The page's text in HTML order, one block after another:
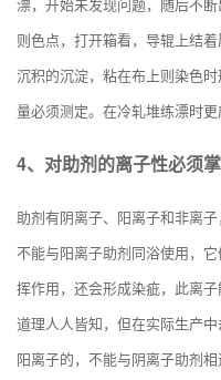
则色点，打开箱看，导辊上结
沉积的沉淀，粘在布上则染色
量必须测定。在冷轧堆练漂时更
4、对助剂的离子性必须
助剂有阴离子、阳离子和非离
不能与阳离子助剂同浴使用，
挥作用，还会形成染疵，此离
道理人人皆知，但在实际生产
阳离子的，不能与阴离子助剂